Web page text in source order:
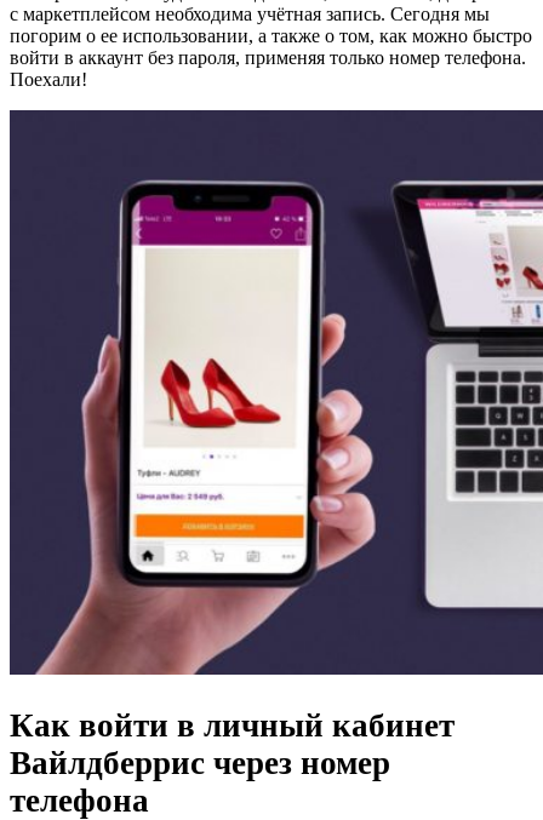
с маркетплейсом необходима учётная запись. Сегодня мы
погорим о ее использовании, а также о том, как можно быстро
войти в аккаунт без пароля, применяя только номер телефона.
Поехали!
Как войти в личный кабинет
Вайлдберриc через номер
телефона